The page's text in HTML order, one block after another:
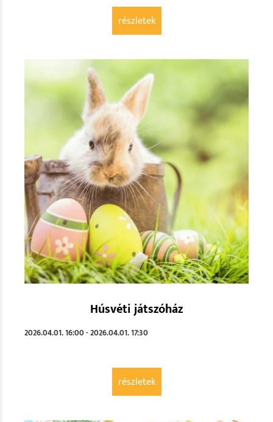
részletek
Húsvéti játszóház
2026.04.01. 16:00 - 2026.04.01. 17:30
részletek